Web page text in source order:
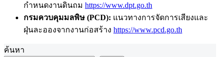
กำหนดงานดินถม https://www.dpt.go.th
กรมควบคุมมลพิษ (PCD): แนวทางการจัดการเสียงและ
ฝุ่นละอองจากงานก่อสร้าง https://www.pcd.go.th
ค้นหา